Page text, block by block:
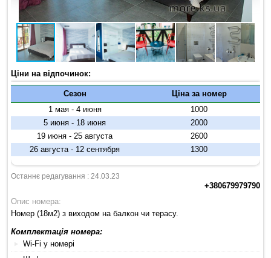
Ціни на відпочинок:
Сезон
Ціна за номер
1 мая - 4 июня
1000
5 июня - 18 июня
2000
19 июня - 25 августа
2600
26 августа - 12 сентября
1300
Останнє редагування : 24.03.23
+380679979790
Опис номера:
Номер (18м2) з виходом на балкон чи терасу.
Комплектація номера:
Wi-Fi у номері